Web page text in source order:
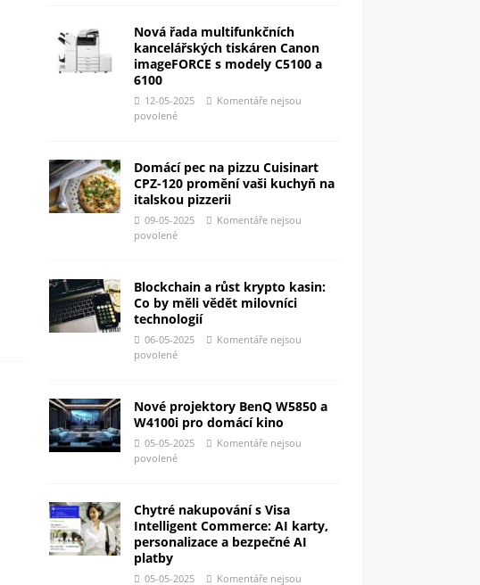
Nová řada multifunkčních
kancelářských tiskáren Canon
imageFORCE s modely C5100 a
6100
12-05-2025
Komentáře nejsou
povolené
Domácí pec na pizzu Cuisinart
CPZ-120 promění vaši kuchyň na
italskou pizzerii
09-05-2025
Komentáře nejsou
povolené
Blockchain a růst krypto kasin:
Co by měli vědět milovníci
technologií
06-05-2025
Komentáře nejsou
povolené
Nové projektory BenQ W5850 a
W4100i pro domácí kino
05-05-2025
Komentáře nejsou
povolené
Chytré nakupování s Visa
Intelligent Commerce: AI karty,
personalizace a bezpečné AI
platby
05-05-2025 Komentáře nejsou